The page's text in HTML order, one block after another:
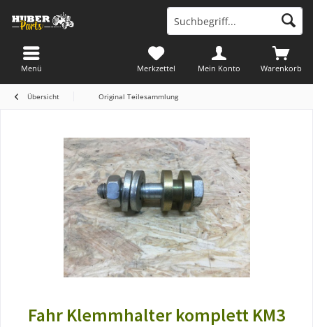
Warenkorb
Merkzettel Mein Konto
Menü
Übersicht Original Teilesammlung
Fahr Klemmhalter komplett KM3